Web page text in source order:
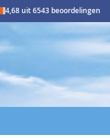
4,68 uit 6543 beoordelingen